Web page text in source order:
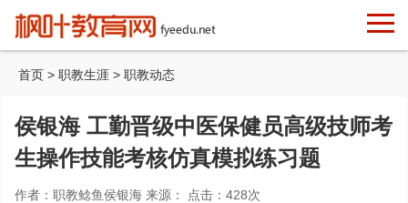
首页 > 职教生涯 > 职教动态
侯银海 工勤晋级中医保健员高级技师考
生操作技能考核仿真模拟练习题
作者：职教鲶鱼侯银海 来源： 点击： 428次